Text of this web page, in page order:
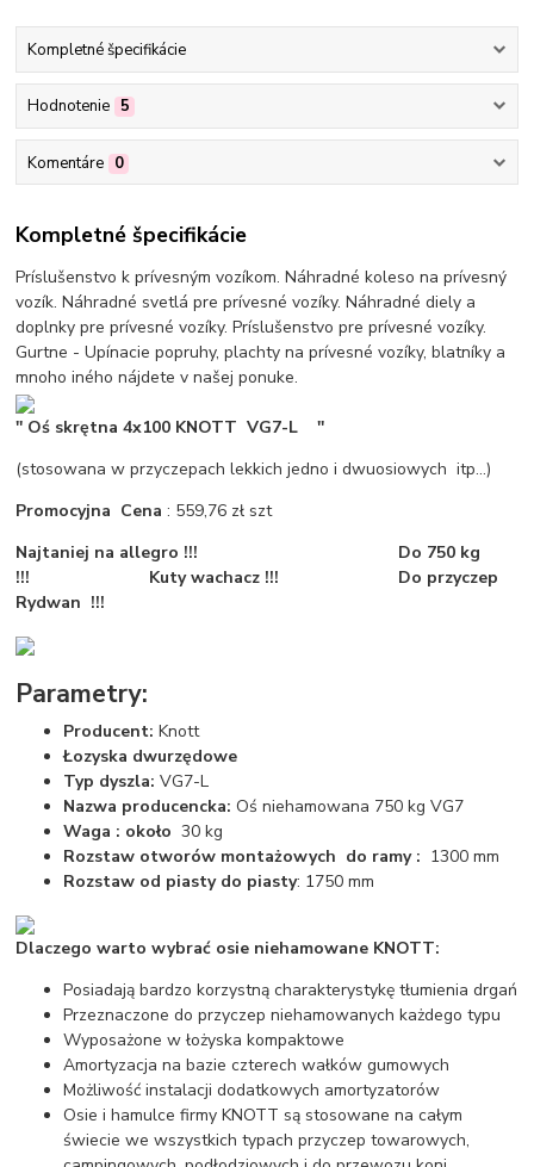
Kompletné špecifikácie
Hodnotenie 5
Komentáre 0
Kompletné špecifikácie
Príslušenstvo k prívesným vozíkom. Náhradné koleso na prívesný
vozík. Náhradné svetlá pre prívesné vozíky. Náhradné diely a
doplnky pre prívesné vozíky. Príslušenstvo pre prívesné vozíky.
Gurtne - Upínacie popruhy, plachty na prívesné vozíky, blatníky a
mnoho iného nájdete v našej ponuke.
'' Oś skrętna 4x100 KNOTT VG7-L ''
(stosowana w przyczepach lekkich jedno i dwuosiowych itp...)
Promocyjna Cena : 559,76 zł szt
Najtaniej na allegro !!! Do 750 kg
!!! Kuty wachacz !!! Do przyczep
Rydwan !!!
Parametry:
Producent: Knott
Łozyska dwurzędowe
Typ dyszla: VG7-L
Nazwa producencka: Oś niehamowana 750 kg VG7
Waga : około 30 kg
Rozstaw otworów montażowych do ramy : 1300 mm
Rozstaw od piasty do piasty: 1750 mm
Dlaczego warto wybrać osie niehamowane KNOTT:
Posiadają bardzo korzystną charakterystykę tłumienia drgań
Przeznaczone do przyczep niehamowanych każdego typu
Wyposażone w łożyska kompaktowe
Amortyzacja na bazie czterech wałków gumowych
Możliwość instalacji dodatkowych amortyzatorów
Osie i hamulce firmy KNOTT są stosowane na całym
świecie we wszystkich typach przyczep towarowych,